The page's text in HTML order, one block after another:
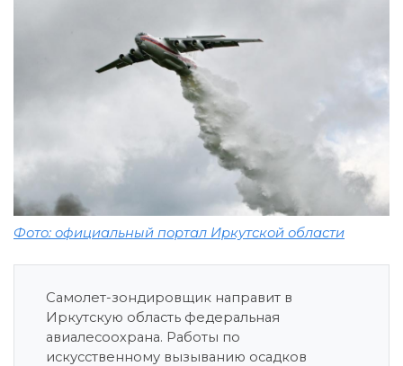
Фото: официальный портал Иркутской области
Самолет-зондировщик направит в
Иркутскую область федеральная
авиалесоохрана. Работы по
искусственному вызыванию осадков